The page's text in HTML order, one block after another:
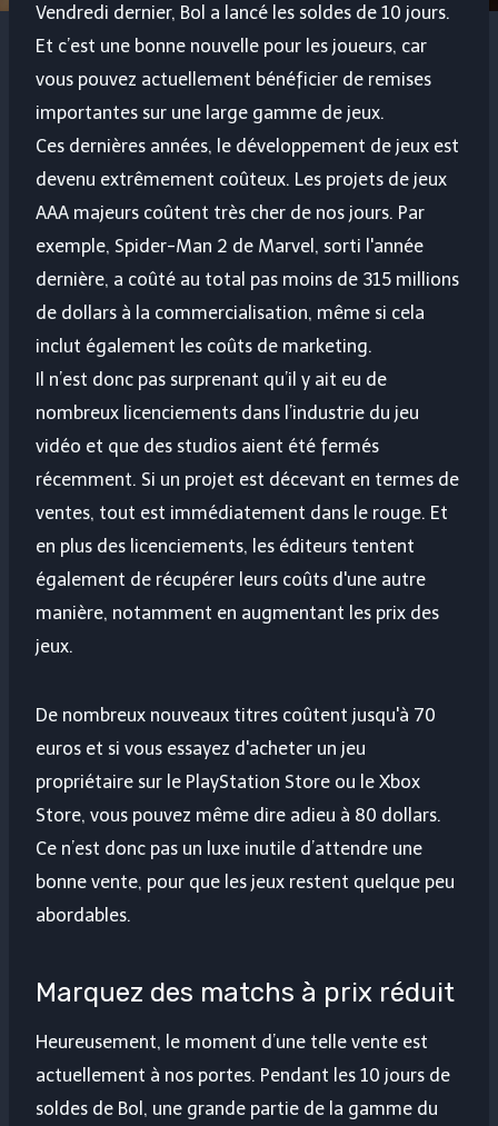
Vendredi dernier, Bol a lancé les soldes de 10 jours.
Et c’est une bonne nouvelle pour les joueurs, car
vous pouvez actuellement bénéficier de remises
importantes sur une large gamme de jeux.
Ces dernières années, le développement de jeux est
devenu extrêmement coûteux. Les projets de jeux
AAA majeurs coûtent très cher de nos jours. Par
exemple, Spider-Man 2 de Marvel, sorti l'année
dernière, a coûté au total pas moins de 315 millions
de dollars à la commercialisation, même si cela
inclut également les coûts de marketing.
Il n’est donc pas surprenant qu’il y ait eu de
nombreux licenciements dans l’industrie du jeu
vidéo et que des studios aient été fermés
récemment. Si un projet est décevant en termes de
ventes, tout est immédiatement dans le rouge. Et
en plus des licenciements, les éditeurs tentent
également de récupérer leurs coûts d'une autre
manière, notamment en augmentant les prix des
jeux.
De nombreux nouveaux titres coûtent jusqu'à 70
euros et si vous essayez d'acheter un jeu
propriétaire sur le PlayStation Store ou le Xbox
Store, vous pouvez même dire adieu à 80 dollars.
Ce n’est donc pas un luxe inutile d’attendre une
bonne vente, pour que les jeux restent quelque peu
abordables.
Marquez des matchs à prix réduit
Heureusement, le moment d’une telle vente est
actuellement à nos portes. Pendant les 10 jours de
soldes de Bol, une grande partie de la gamme du